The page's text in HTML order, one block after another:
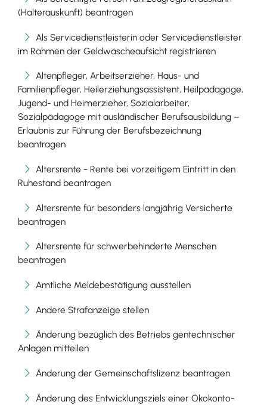
(Halterauskunft) beantragen
Als Servicedienstleisterin oder Servicedienstleister
im Rahmen der Geldwäscheaufsicht registrieren
Altenpfleger, Arbeitserzieher, Haus- und
Familienpfleger, Heilerziehungsassistent, Heilpädagoge,
Jugend- und Heimerzieher, Sozialarbeiter,
Sozialpädagoge mit ausländischer Berufsausbildung –
Erlaubnis zur Führung der Berufsbezeichnung
beantragen
Altersrente - Rente bei vorzeitigem Eintritt in den
Ruhestand beantragen
Altersrente für besonders langjährig Versicherte
beantragen
Altersrente für schwerbehinderte Menschen
beantragen
Amtliche Meldebestätigung ausstellen
Andere Strafanzeige stellen
Änderung bezüglich des Betriebs gentechnischer
Anlagen mitteilen
Änderung der Gemeinschaftslizenz beantragen
Änderung des Entwicklungsziels einer Ökokonto-